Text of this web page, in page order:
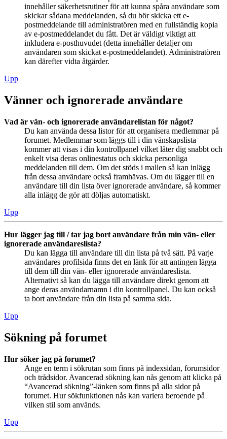
innehåller säkerhetsrutiner för att kunna spåra användare som
skickar sådana meddelanden, så du bör skicka ett e-
postmeddelande till administratören med en fullständig kopia
av e-postmeddelandet du fått. Det är väldigt viktigt att
inkludera e-posthuvudet (detta innehåller detaljer om
användaren som skickat e-postmeddelandet). Administratören
kan därefter vidta åtgärder.
Upp
Vänner och ignorerade användare
Vad är vän- och ignorerade användarelistan för något?
Du kan använda dessa listor för att organisera medlemmar på
forumet. Medlemmar som läggs till i din vänskapslista
kommer att visas i din kontrollpanel vilket låter dig snabbt och
enkelt visa deras onlinestatus och skicka personliga
meddelanden till dem. Om det stöds i mallen så kan inlägg
från dessa användare också framhävas. Om du lägger till en
användare till din lista över ignorerade användare, så kommer
alla inlägg de gör att döljas automatiskt.
Upp
Hur lägger jag till / tar jag bort användare från min vän- eller
ignorerade användareslista?
Du kan lägga till användare till din lista på två sätt. På varje
användares profilsida finns det en länk för att antingen lägga
till dem till din vän- eller ignorerade användareslista.
Alternativt så kan du lägga till användare direkt genom att
ange deras användarnamn i din kontrollpanel. Du kan också
ta bort användare från din lista på samma sida.
Upp
Sökning på forumet
Hur söker jag på forumet?
Ange en term i sökrutan som finns på indexsidan, forumsidor
och trådsidor. Avancerad sökning kan nås genom att klicka på
“Avancerad sökning”-länken som finns på alla sidor på
forumet. Hur sökfunktionen nås kan variera beroende på
vilken stil som används.
Upp